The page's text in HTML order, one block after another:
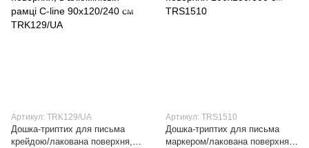
Артикул: TRK129/UA
Дошка-триптих для письма
крейдою/лакована поверхня, в
Артикул: TRS1510
Дошка-триптих для письма
маркером/лакована поверхня